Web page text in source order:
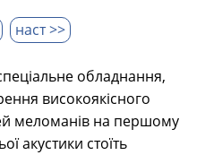
наст >>
обладнання,
високоякісного
меломанів на першому
акустики стоїть